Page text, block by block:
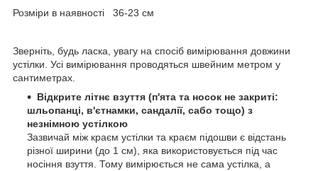
Розміри в наявності 36-23 см
Зверніть, будь ласка, увагу на спосіб вимірювання довжини
устілки. Усі вимірювання проводяться швейним метром у
сантиметрах.
Відкрите літнє взуття (п'ята та носок не закриті:
шльопанці, в'єтнамки, сандалії, сабо тощо) з
незнімною устілкою
Зазвичай між краєм устілки та краєм підошви є відстань
різної ширини (до 1 см), яка використовується під час
носіння взуття. Тому вимірюється не сама устілка, а